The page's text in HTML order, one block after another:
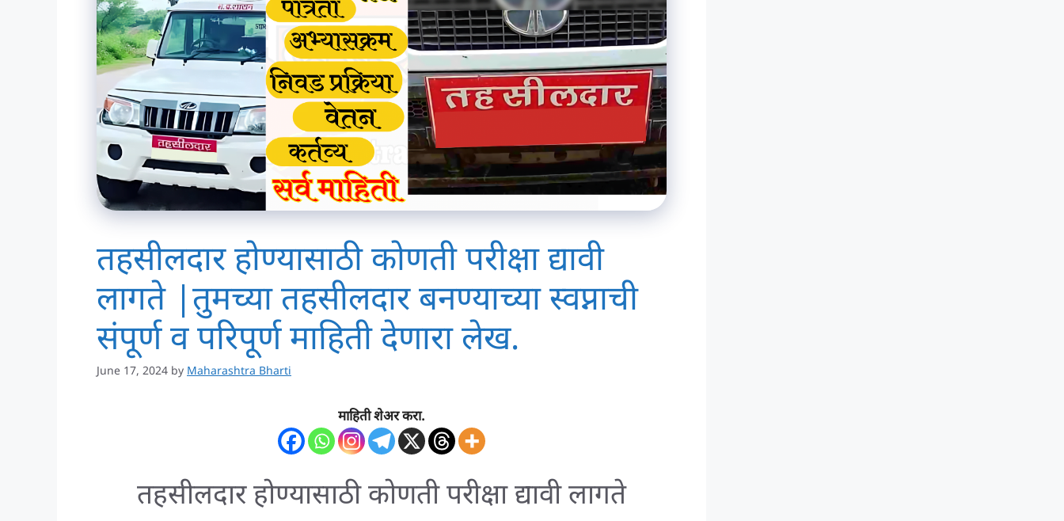
तहसीलदार होण्यासाठी कोणती परीक्षा द्यावी
लागते |तुमच्या तहसीलदार बनण्याच्या स्वप्नाची
संपूर्ण व परिपूर्ण माहिती देणारा लेख.
June 17, 2024 by Maharashtra Bharti
माहिती शेअर करा.
तहसीलदार होण्यासाठी कोणती परीक्षा द्यावी लागते